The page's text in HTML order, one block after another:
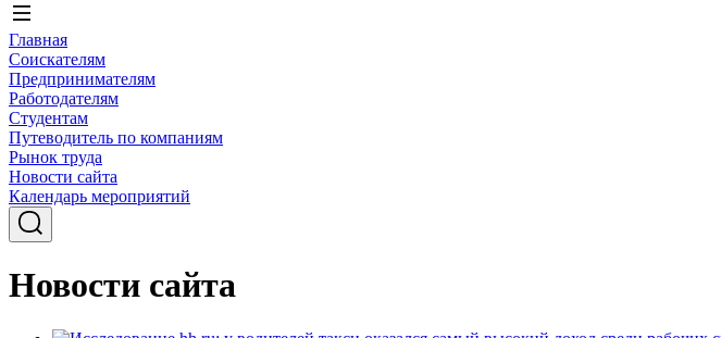
Главная
Соискателям
Предпринимателям
Работодателям
Студентам
Путеводитель по компаниям
Рынок труда
Новости сайта
Календарь мероприятий
Новости сайта